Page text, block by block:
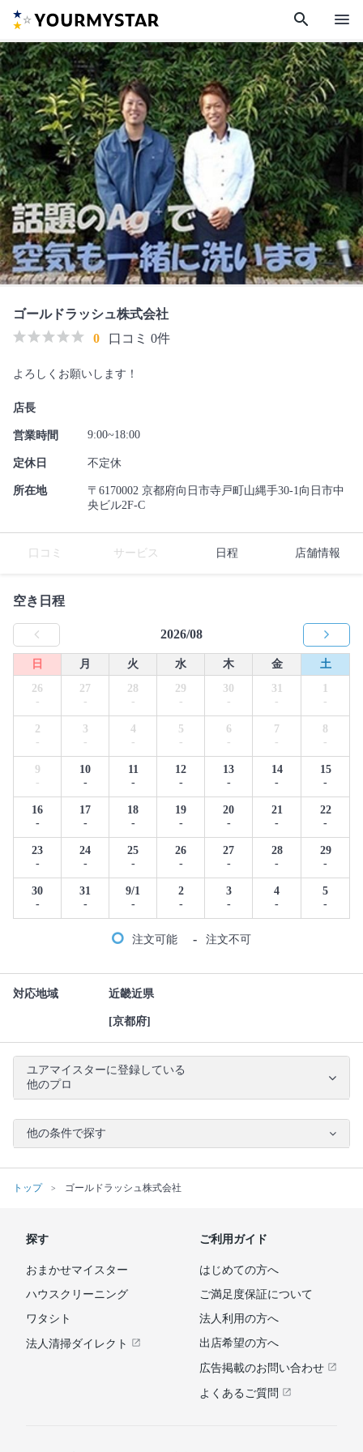
search menu
ゴールドラッシュ株式会社
0
口コミ 0件
よろしくお願いします！
店長
営業時間 9:00~18:00
定休日 不定休
所在地
〒6170002 京都府向日市寺戸町山縄手30-1向日市中
央ビル2F-C
口コミ サービス 日程 店舗情報
空き日程
2026/08
日 月 火 水 木 金
土
26
-
27
-
28
-
29
-
30
-
31
-
1
-
2
-
3
-
4
-
5
-
6
-
7
-
8
-
9
-
10
-
11
-
12
-
13
-
14
-
15
-
16
-
17
-
18
-
19
-
20
-
21
-
22
-
23
-
24
-
25
-
26
-
27
-
28
-
29
-
30
-
31
-
9/1
-
2
-
3
-
4
-
5
-
注文可能 - 注文不可
対応地域 近畿近県
[京都府]
ユアマイスターに登録している
他のプロ
他の条件で探す
トップ ゴールドラッシュ株式会社
探す
おまかせマイスター
ハウスクリーニング
ワタシト
法人清掃ダイレクト
ご利用ガイド
はじめての方へ
ご満足度保証について
法人利用の方へ
出店希望の方へ
広告掲載のお問い合わせ
よくあるご質問